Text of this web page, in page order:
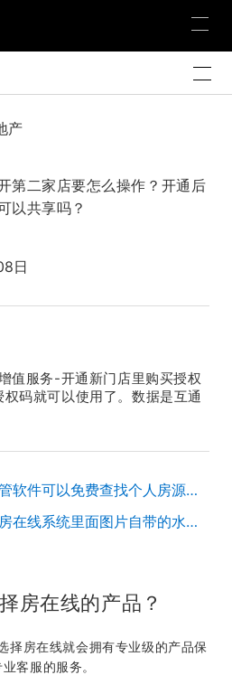
产
第二家店要怎么操作？开通后
以共享吗？
日
值服务-开通新门店里购买授权
码就可以使用了。数据是互通
有哪些房管软件可以免费查找个人房源的？最好是靠谱些的
怎么调整房在线系统里面图片自带的水印呢？
房在线的产品？
择房在线就会拥有专业级的产品保
客服的服务。